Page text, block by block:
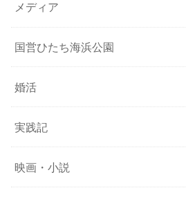
メディア
国営ひたち海浜公園
婚活
実践記
映画・小説